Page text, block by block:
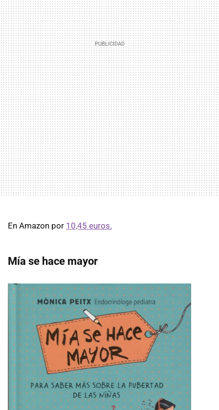
En Amazon por 10,45 euros.
Mía se hace mayor